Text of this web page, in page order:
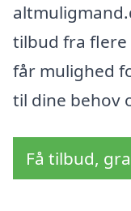
tilbud fra flere
får mulighed
til dine behov
Få tilbud,